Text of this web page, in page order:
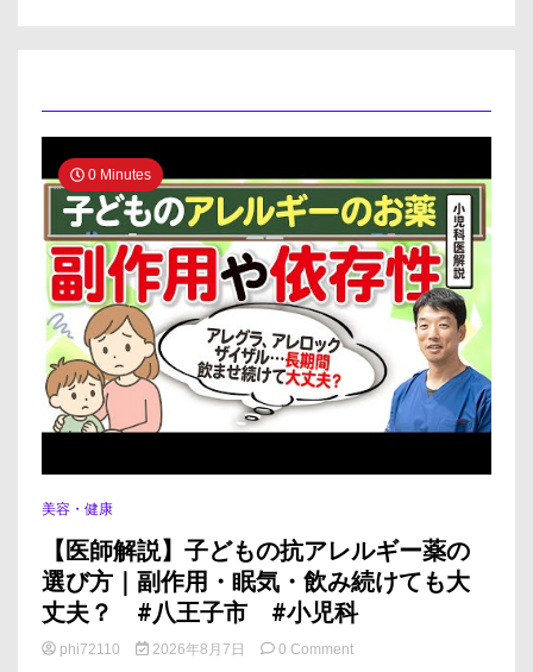
0 Minutes
美容・健康
【医師解説】子どもの抗アレルギー薬の
選び方｜副作用・眠気・飲み続けても大
丈夫？ #八王子市 #小児科
phi72110 2026年8月7日 0 Commenton